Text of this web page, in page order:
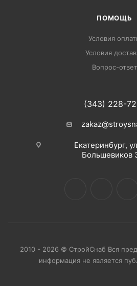
ПОМОЩЬ
Условия
Условия
Вопрос-ответ
(343) 228-
Екатеринбург,
Большевиков
2010 - 2026 © СтройСнаб Вся
информация не является